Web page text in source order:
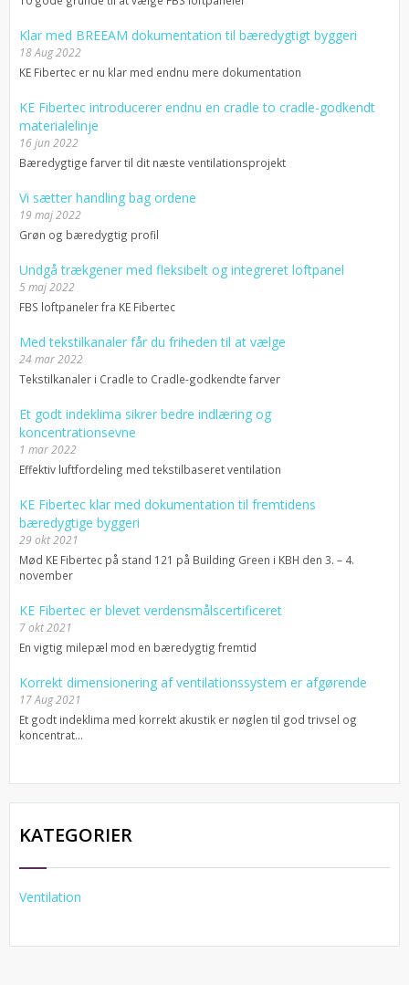
Klar med BREEAM dokumentation til bæredygtigt byggeri
18 Aug 2022
KE Fibertec er nu klar med endnu mere dokumentation
KE Fibertec introducerer endnu en cradle to cradle-godkendt
materialelinje
16 jun 2022
Bæredygtige farver til dit næste ventilationsprojekt
Vi sætter handling bag ordene
19 maj 2022
Grøn og bæredygtig profil
Undgå trækgener med fleksibelt og integreret loftpanel
5 maj 2022
FBS loftpaneler fra KE Fibertec
Med tekstilkanaler får du friheden til at vælge
24 mar 2022
Tekstilkanaler i Cradle to Cradle-godkendte farver
Et godt indeklima sikrer bedre indlæring og
koncentrationsevne
1 mar 2022
Effektiv luftfordeling med tekstilbaseret ventilation
KE Fibertec klar med dokumentation til fremtidens
bæredygtige byggeri
29 okt 2021
Mød KE Fibertec på stand 121 på Building Green i KBH den 3. – 4.
november
KE Fibertec er blevet verdensmålscertificeret
7 okt 2021
En vigtig milepæl mod en bæredygtig fremtid
Korrekt dimensionering af ventilationssystem er afgørende
17 Aug 2021
Et godt indeklima med korrekt akustik er nøglen til god trivsel og
koncentrat...
KATEGORIER
Ventilation